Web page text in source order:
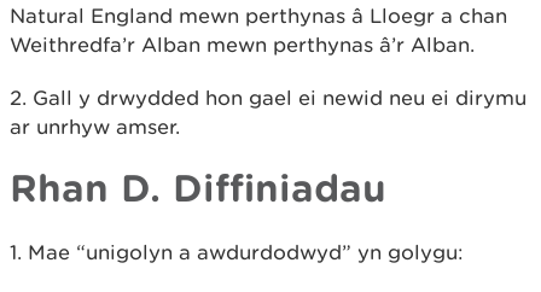
Natural England mewn perthynas â Lloegr a chan
Weithredfa’r Alban mewn perthynas â’r Alban.
2. Gall y drwydded hon gael ei newid neu ei dirymu
ar unrhyw amser.
Rhan D. Diffiniadau
1. Mae “unigolyn a awdurdodwyd” yn golygu: